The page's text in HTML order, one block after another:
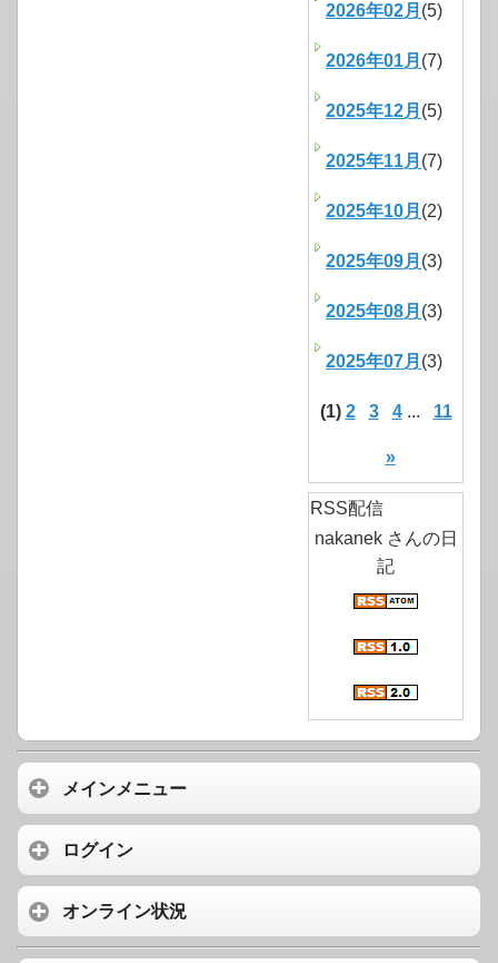
2026年02月 (5)
2026年01月 (7)
2025年12月 (5)
2025年11月 (7)
2025年10月 (2)
2025年09月 (3)
2025年08月 (3)
2025年07月 (3)
(1) 2 3 4... 11
»
RSS配信
nakanek さんの日
記
メインメニュー
ログイン
オンライン状況